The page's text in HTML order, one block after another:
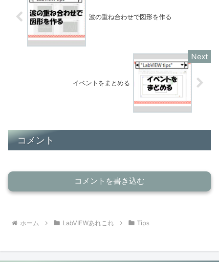
波の重ね合わせで図形を作る
イベントをまとめる
コメント
コメントを書き込む
ホーム LabVIEWあれこれ Tips